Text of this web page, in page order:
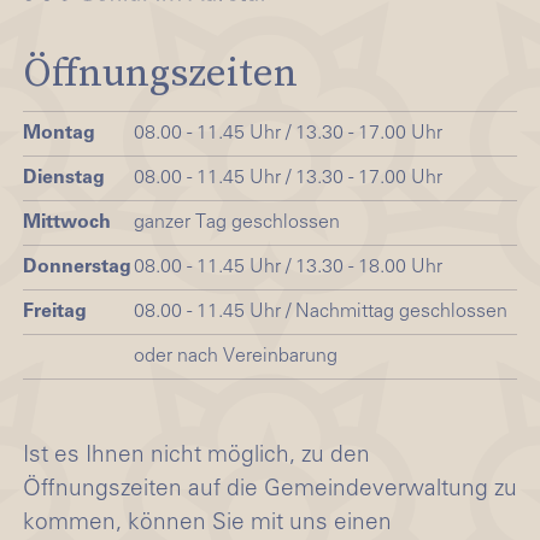
Öffnungszeiten
Montag 08.00 - 11.45 Uhr / 13.30 - 17.00 Uhr
Dienstag 08.00 - 11.45 Uhr / 13.30 - 17.00 Uhr
Mittwoch ganzer Tag geschlossen
Donnerstag08.00 - 11.45 Uhr / 13.30 - 18.00 Uhr
Freitag 08.00 - 11.45 Uhr / Nachmittag geschlossen
oder nach Vereinbarung
Ist es Ihnen nicht möglich, zu den
Öffnungszeiten auf die Gemeindeverwaltung zu
kommen, können Sie mit uns einen